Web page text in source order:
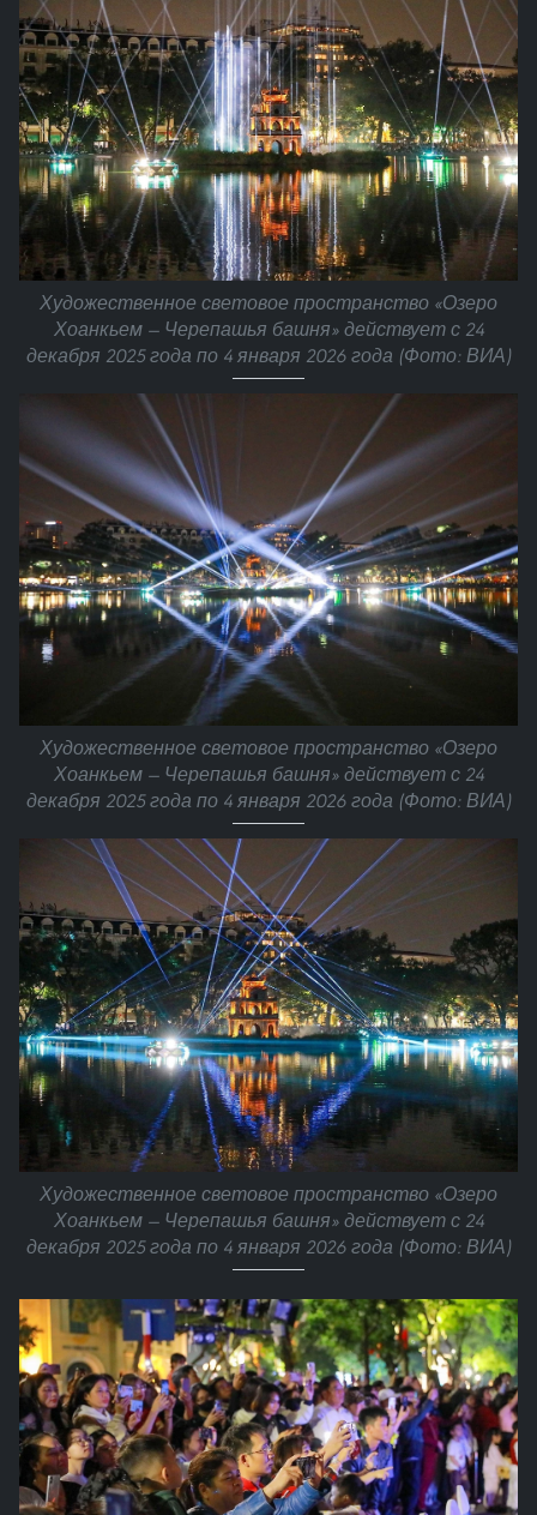
Художественное световое пространство «Озеро
Хоанкьем — Черепашья башня» действует с 24
декабря 2025 года по 4 января 2026 года (Фото: ВИА)
Художественное световое пространство «Озеро
Хоанкьем — Черепашья башня» действует с 24
декабря 2025 года по 4 января 2026 года (Фото: ВИА)
Художественное световое пространство «Озеро
Хоанкьем — Черепашья башня» действует с 24
декабря 2025 года по 4 января 2026 года (Фото: ВИА)